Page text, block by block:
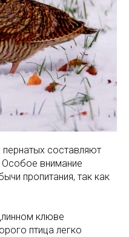
пернатых составляют
Особое внимание
пропитания, так как
клюве
птица легко